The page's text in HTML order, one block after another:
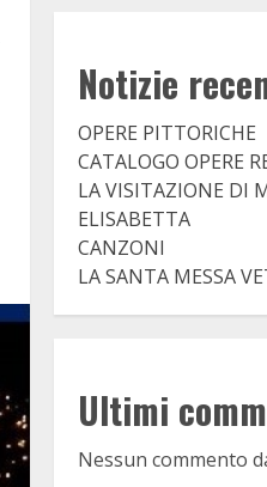
Notizie
OPERE PITTORICHE
CATALOGO OPERE
LA VISITAZIONE DI
ELISABETTA
CANZONI
LA SANTA MESSA
Ultimi
Nessun commento